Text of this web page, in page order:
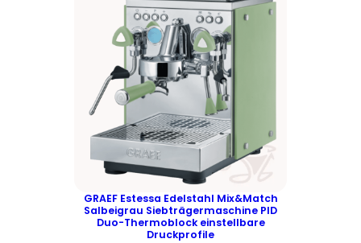
6
4
9
,
0
€
0
GRAEF Estessa Edelstahl Mix&Match
Salbeigrau Siebträgermaschine PID
Duo-Thermoblock einstellbare
Druckprofile